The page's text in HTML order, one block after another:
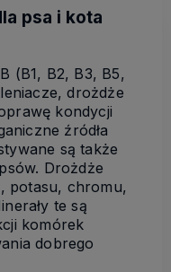
psa i kota
(B1, B2, B3, B5,
drożdże
kondycji
źródła
są także
Drożdże
potasu, chromu,
te są
komórek
dobrego